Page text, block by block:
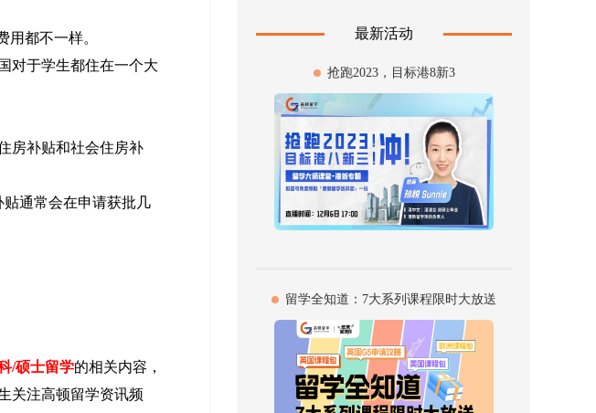
用都不一样。
对于学生都住在一个大
房补贴和社会住房补
贴通常会在申请获批几
/硕士留学的相关内容，
关注高顿留学资讯频
最新活动
抢跑2023，目标港8新3
留学全知道：7大系列课程限时大放送